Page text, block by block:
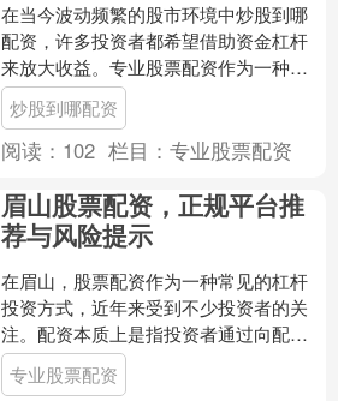
在当今波动频繁的股市环境中炒股到哪
配资，许多投资者都希望借助资金杠杆
来放大收益。专业股票配资作为一种成
熟的金融服务，正以其低门槛、高杠杆
的特点，成为越来越多投资....
炒股到哪配资
阅读： 102 栏目：专业股票配资
眉山股票配资，正规平台推
荐与风险提示
在眉山，股票配资作为一种常见的杠杆
投资方式，近年来受到不少投资者的关
注。配资本质上是指投资者通过向配资
平台借入资金，放大自身交易本金，从
而博取更高收益。然而，配....
专业股票配资